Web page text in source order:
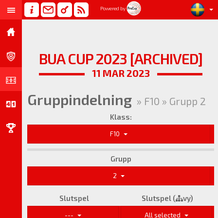
Powered by
BUA CUP 2023 [ARCHIVED]
11 MAR 2023
Gruppindelning » F10 » Grupp 2
Klass:
F10
Grupp
2
Slutspel Slutspel ( vy)
--- All selected